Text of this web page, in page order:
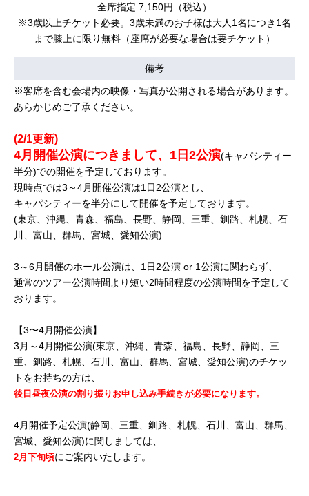
全席指定 7,150円（税込）
※3歳以上チケット必要。3歳未満のお子様は大人1名につき1名
まで膝上に限り無料（座席が必要な場合は要チケット）
備考
※客席を含む会場内の映像・写真が公開される場合があります。
あらかじめご了承ください。
(2/1更新)
4月開催公演につきまして、1日2公演(キャパシティー
半分)での開催を予定しております。
現時点では3～4月開催公演は1日2公演とし、
キャパシティーを半分にして開催を予定しております。
(東京、沖縄、青森、福島、長野、静岡、三重、釧路、札幌、石
川、富山、群馬、宮城、愛知公演)
3～6月開催のホール公演は、1日2公演 or 1公演に関わらず、
通常のツアー公演時間より短い2時間程度の公演時間を予定して
おります。
【3〜4月開催公演】
3月～4月開催公演(東京、沖縄、青森、福島、長野、静岡、三
重、釧路、札幌、石川、富山、群馬、宮城、愛知公演)のチケッ
トをお持ちの方は、
後日昼夜公演の割り振りお申し込み手続きが必要になります。
4月開催予定公演(静岡、三重、釧路、札幌、石川、富山、群馬、
宮城、愛知公演)に関しましては、
2月下旬頃にご案内いたします。